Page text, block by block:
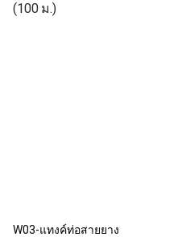
(100 ม.)
W03-แทงค์ท่อสายยาง